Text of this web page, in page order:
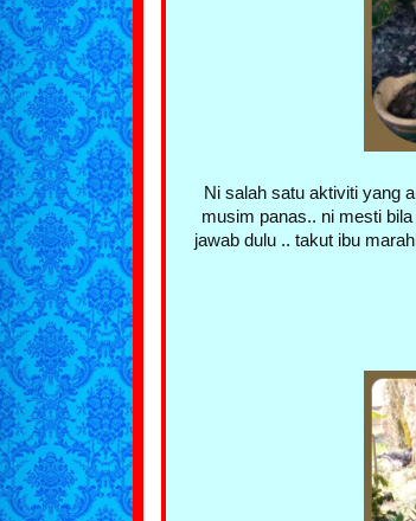
Ni salah satu aktiviti yang
musim panas.. ni mesti
jawab dulu .. takut ibu